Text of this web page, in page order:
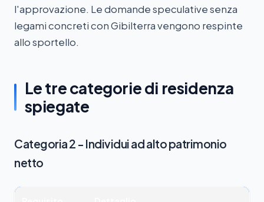
l'approvazione. Le domande speculative senza
legami concreti con Gibilterra vengono respinte
allo sportello.
Le tre categorie di residenza
spiegate
Categoria 2 - Individui ad alto patrimonio
netto